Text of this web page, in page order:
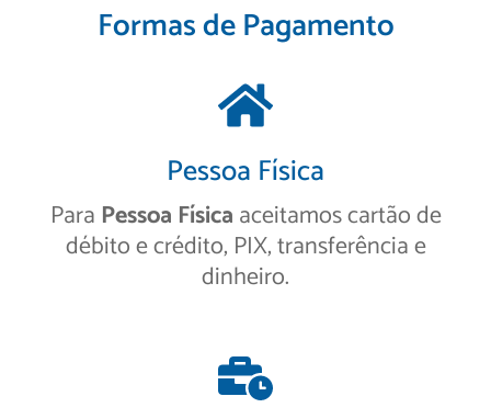
Formas de Pagamento
Pessoa Física
Para Pessoa Físicaaceitamos cartão de
débito e crédito, PIX, transferência e
dinheiro.